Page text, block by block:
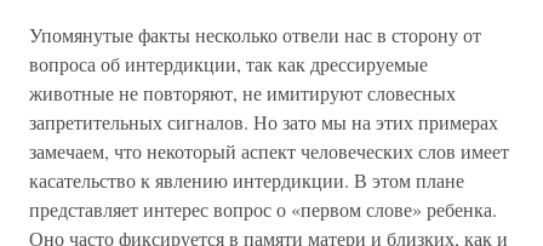
Упомянутые факты несколько отвели нас в сторону от
вопроса об интердикции, так как дрессируемые
животные не повторяют, не имитируют словесных
запретительных сигналов. Но зато мы на этих примерах
замечаем, что некоторый аспект человеческих слов имеет
касательство к явлению интердикции. В этом плане
представляет интерес вопрос о «первом слове» ребенка.
Оно часто фиксируется в памяти матери и близких, как и